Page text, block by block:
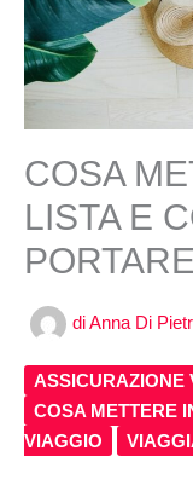
COSA
LISTA E
diAnna Di
ASSICURAZIONE
COSA METTERE
VIAGGIO